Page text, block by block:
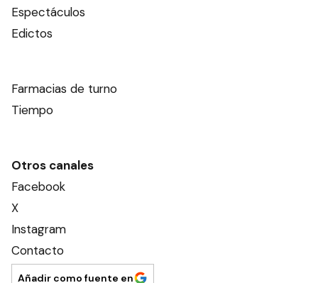
Espectáculos
Edictos
Farmacias de turno
Tiempo
Otros canales
Facebook
X
Instagram
Contacto
Añadir como fuente en